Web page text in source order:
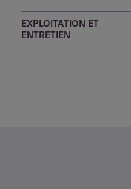
EXPLOITATION ET
ENTRETIEN